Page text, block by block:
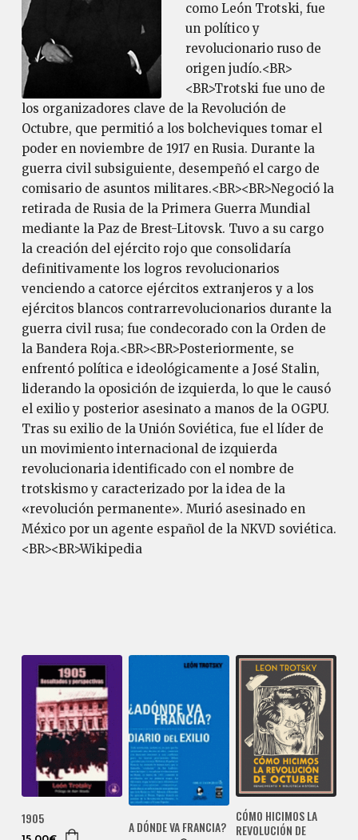
como León Trotski, fue
un político y
revolucionario ruso de
origen judío.<BR>
<BR>Trotski fue uno de
los organizadores clave de la Revolución de
Octubre, que permitió a los bolcheviques tomar el
poder en noviembre de 1917 en Rusia. Durante la
guerra civil subsiguiente, desempeñó el cargo de
comisario de asuntos militares.<BR><BR>Negoció la
retirada de Rusia de la Primera Guerra Mundial
mediante la Paz de Brest-Litovsk. Tuvo a su cargo
la creación del ejército rojo que consolidaría
definitivamente los logros revolucionarios
venciendo a catorce ejércitos extranjeros y a los
ejércitos blancos contrarrevolucionarios durante la
guerra civil rusa; fue condecorado con la Orden de
la Bandera Roja.<BR><BR>Posteriormente, se
enfrentó política e ideológicamente a José Stalin,
liderando la oposición de izquierda, lo que le causó
el exilio y posterior asesinato a manos de la OGPU.
Tras su exilio de la Unión Soviética, fue el líder de
un movimiento internacional de izquierda
revolucionaria identificado con el nombre de
trotskismo y caracterizado por la idea de la
«revolución permanente». Murió asesinado en
México por un agente español de la NKVD soviética.
<BR><BR>Wikipedia
1905
A DÓNDE VA FRANCIA?
CÓMO HICIMOS LA
REVOLUCIÓN DE